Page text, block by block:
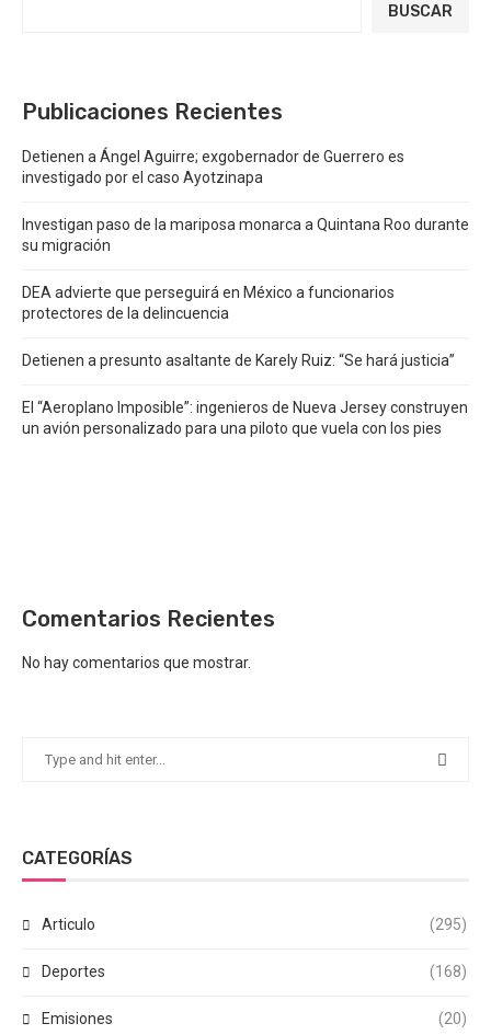
BUSCAR
Publicaciones Recientes
Detienen a Ángel Aguirre; exgobernador de Guerrero es
investigado por el caso Ayotzinapa
Investigan paso de la mariposa monarca a Quintana Roo durante
su migración
DEA advierte que perseguirá en México a funcionarios
protectores de la delincuencia
Detienen a presunto asaltante de Karely Ruiz: “Se hará justicia”
El “Aeroplano Imposible”: ingenieros de Nueva Jersey construyen
un avión personalizado para una piloto que vuela con los pies
Comentarios Recientes
No hay comentarios que mostrar.
CATEGORÍAS
Articulo (295)
Deportes (168)
Emisiones (20)